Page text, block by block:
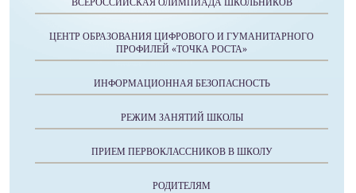
ВСЕРОССИЙСКАЯ ОЛИМПИАДА ШКОЛЬНИКОВ
ЦЕНТР ОБРАЗОВАНИЯ ЦИФРОВОГО И ГУМАНИТАРНОГО
ПРОФИЛЕЙ «ТОЧКА РОСТА»
ИНФОРМАЦИОННАЯ БЕЗОПАСНОСТЬ
РЕЖИМ ЗАНЯТИЙ ШКОЛЫ
ПРИЕМ ПЕРВОКЛАССНИКОВ В ШКОЛУ
РОДИТЕЛЯМ